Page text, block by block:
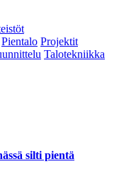
Pientalo Projektit
Talotekniikka
silti pientä